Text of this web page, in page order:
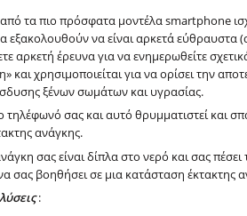
τα πιο πρόσφατα μοντέλα smartphone
εξακολουθούν να είναι αρκετά
αρκετή έρευνα για να ενημερωθείτε
και χρησιμοποιείται για να ορίσει την
ξένων σωμάτων και υγρασίας.
τηλέφωνό σας και αυτό θρυμματιστεί και
ανάγκης.
σας είναι δίπλα στο νερό και σας
σας βοηθήσει σε μια κατάσταση έκτακτης
: